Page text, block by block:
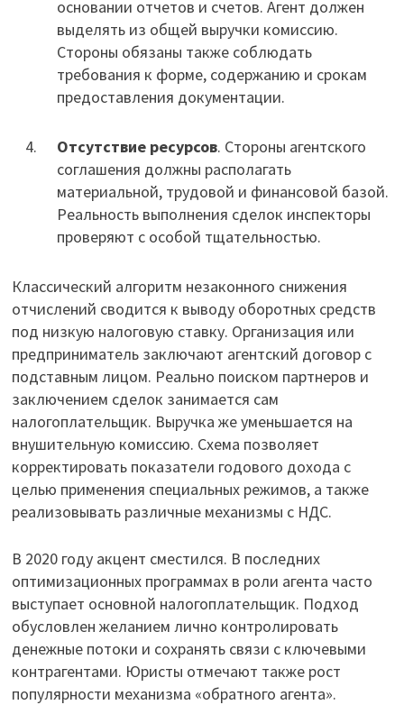
основании отчетов и счетов. Агент должен
выделять из общей выручки комиссию.
Стороны обязаны также соблюдать
требования к форме, содержанию и срокам
предоставления документации.
Отсутствие ресурсов. Стороны агентского
соглашения должны располагать
материальной, трудовой и финансовой базой.
Реальность выполнения сделок инспекторы
проверяют с особой тщательностью.
Классический алгоритм незаконного снижения
отчислений сводится к выводу оборотных средств
под низкую налоговую ставку. Организация или
предприниматель заключают агентский договор с
подставным лицом. Реально поиском партнеров и
заключением сделок занимается сам
налогоплательщик. Выручка же уменьшается на
внушительную комиссию. Схема позволяет
корректировать показатели годового дохода с
целью применения специальных режимов, а также
реализовывать различные механизмы с НДС.
В 2020 году акцент сместился. В последних
оптимизационных программах в роли агента часто
выступает основной налогоплательщик. Подход
обусловлен желанием лично контролировать
денежные потоки и сохранять связи с ключевыми
контрагентами. Юристы отмечают также рост
популярности механизма «обратного агента».